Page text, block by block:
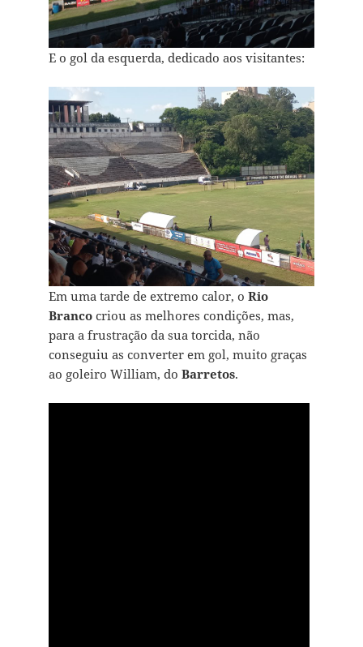
E o gol da esquerda, dedicado aos visitantes:
Em uma tarde de extremo calor, o Rio
Brancocriou as melhores condições, mas,
para a frustração da sua torcida, não
conseguiu as converter em gol, muito graças
ao goleiro William, do Barretos.